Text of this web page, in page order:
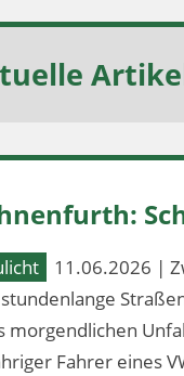
11.06.2026 |
morgendlichen
Fahrer eines